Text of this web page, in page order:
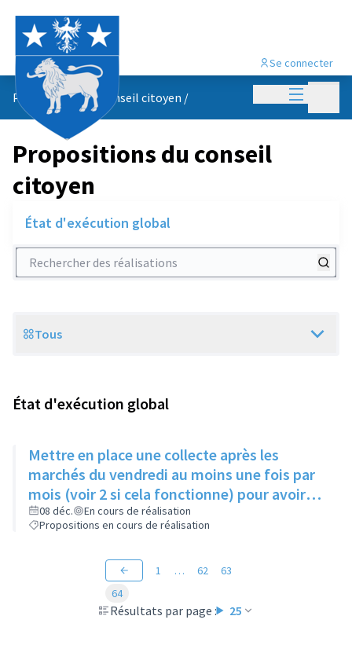
Menu
Se connecter
Propositions du conseil citoyen /
Propositions du conseil
citoyen
État d'exécution global
Rechercher des réalisations
Scope
Tous
État d'exécution global
Mettre en place une collecte après les
marchés du vendredi au moins une fois par
mois (voir 2 si cela fonctionne) pour avoir
des produits frais pour l'Epice'Rill
08 déc.
En cours de réalisation
Propositions en cours de réalisation
Résultats par page : 25
1 … 62
63
64